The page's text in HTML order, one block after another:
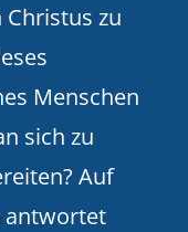
zu
Menschen
sich zu
Auf
antwortet